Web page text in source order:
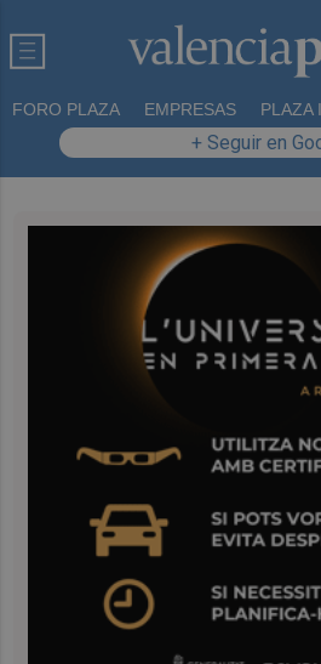
FORO PLAZA EMPRESAS PLAZA
+ Seguir en